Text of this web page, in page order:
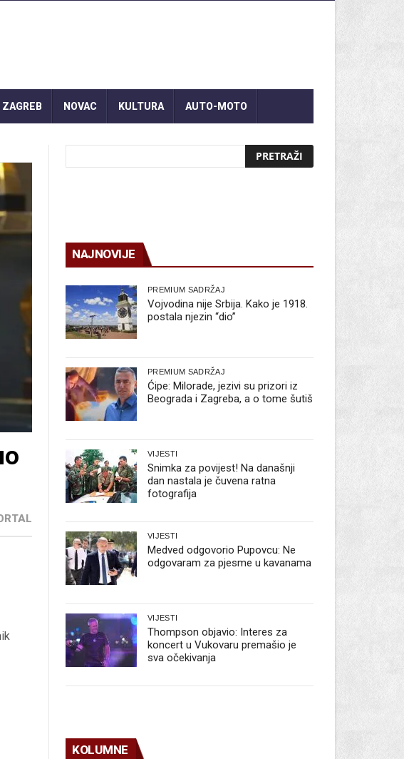
ZAGREB NOVAC KULTURA AUTO-MOTO
NAJNOVIJE
PREMIUM SADRŽAJ
Vojvodina nije Srbija. Kako je 1918.
postala njezin “dio”
PREMIUM SADRŽAJ
Ćipe: Milorade, jezivi su prizori iz
Beograda i Zagreba, a o tome šutiš
VIJESTI
Snimka za povijest! Na današnji
dan nastala je čuvena ratna
fotografija
VIJESTI
Medved odgovorio Pupovcu: Ne
odgovaram za pjesme u kavanama
VIJESTI
Thompson objavio: Interes za
koncert u Vukovaru premašio je
sva očekivanja
KOLUMNE